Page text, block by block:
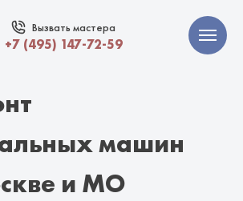
Вызвать мастера
+7 (495) 147-72-59
машин
и МО